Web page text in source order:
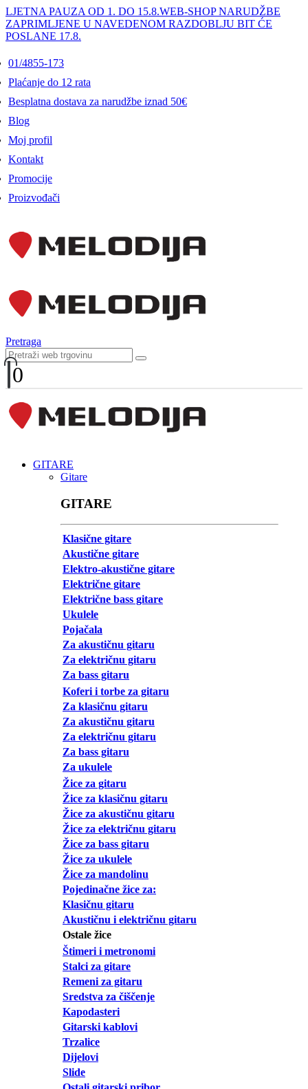
LJETNA PAUZA OD 1. DO 15.8.WEB-SHOP NARUDŽBE
ZAPRIMLJENE U NAVEDENOM RAZDOBLJU BIT ĆE
POSLANE 17.8.
01/4855-173
Plaćanje do 12 rata
Besplatna dostava za narudžbe iznad 50€
Blog
Moj profil
Kontakt
Promocije
Proizvođači
Pretraga
0
GITARE
Gitare
GITARE
Klasične gitare
Akustične gitare
Elektro-akustične gitare
Električne gitare
Električne bass gitare
Ukulele
Pojačala
Za akustičnu gitaru
Za električnu gitaru
Za bass gitaru
Koferi i torbe za gitaru
Za klasičnu gitaru
Za akustičnu gitaru
Za električnu gitaru
Za bass gitaru
Za ukulele
Žice za gitaru
Žice za klasičnu gitaru
Žice za akustičnu gitaru
Žice za električnu gitaru
Žice za bass gitaru
Žice za ukulele
Žice za mandolinu
Pojedinačne žice za:
Klasičnu gitaru
Akustičnu i električnu gitaru
Ostale žice
Štimeri i metronomi
Stalci za gitare
Remeni za gitaru
Sredstva za čiščenje
Kapodasteri
Gitarski kablovi
Trzalice
Dijelovi
Slide